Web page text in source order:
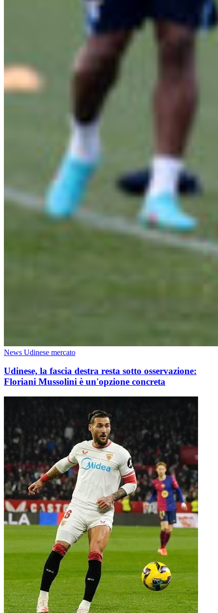
News Udinese mercato
Udinese, la fascia destra resta sotto osservazione:
Floriani Mussolini è un'opzione concreta